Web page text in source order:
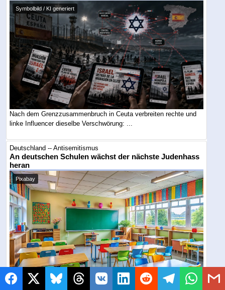
Symbolbild / KI generiert
Nach dem Grenzzusammenbruch in Ceuta verbreiten rechte und
linke Influencer dieselbe Verschwörung: ...
Deutschland -- Antisemitismus
An deutschen Schulen wächst der nächste Judenhass
heran
Pixabay